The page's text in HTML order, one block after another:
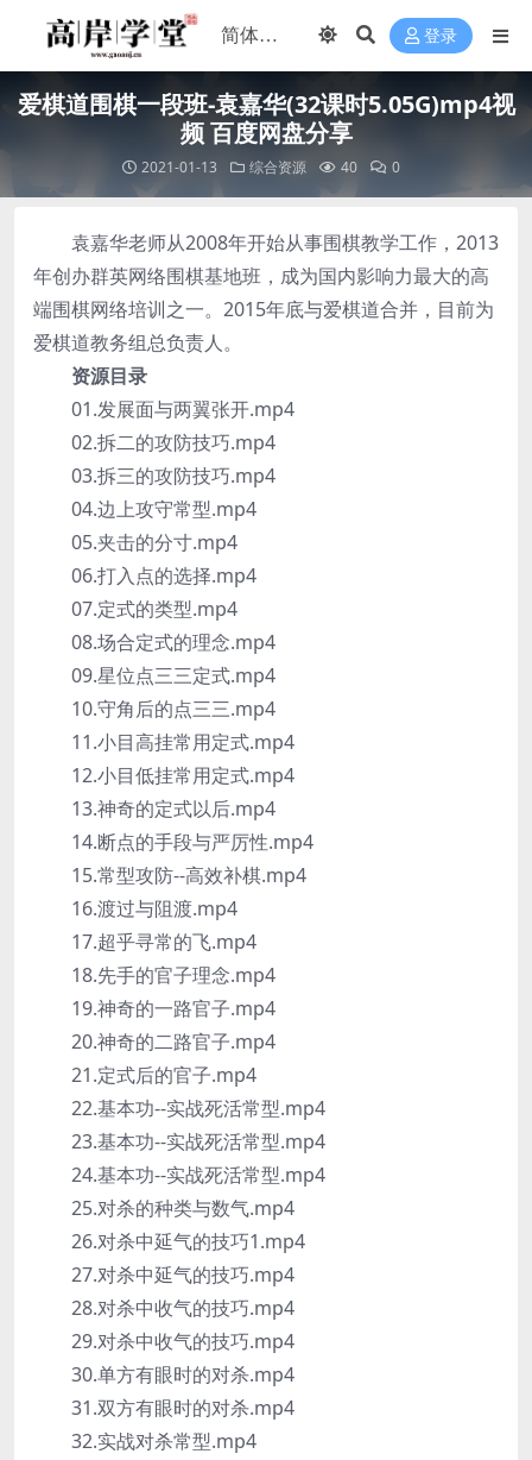
登录
爱棋道围棋一段班-袁嘉华(32课时5.05G)mp4视
频 百度网盘分享
2021-01-13 综合资源 40 0
袁嘉华老师从2008年开始从事围棋教学工作，2013
年创办群英网络围棋基地班，成为国内影响力最大的高
端围棋网络培训之一。2015年底与爱棋道合并，目前为
爱棋道教务组总负责人。
资源目录
01.发展面与两翼张开.mp4
02.拆二的攻防技巧.mp4
03.拆三的攻防技巧.mp4
04.边上攻守常型.mp4
05.夹击的分寸.mp4
06.打入点的选择.mp4
07.定式的类型.mp4
08.场合定式的理念.mp4
09.星位点三三定式.mp4
10.守角后的点三三.mp4
11.小目高挂常用定式.mp4
12.小目低挂常用定式.mp4
13.神奇的定式以后.mp4
14.断点的手段与严厉性.mp4
15.常型攻防--高效补棋.mp4
16.渡过与阻渡.mp4
17.超乎寻常的飞.mp4
18.先手的官子理念.mp4
19.神奇的一路官子.mp4
20.神奇的二路官子.mp4
21.定式后的官子.mp4
22.基本功--实战死活常型.mp4
23.基本功--实战死活常型.mp4
24.基本功--实战死活常型.mp4
25.对杀的种类与数气.mp4
26.对杀中延气的技巧1.mp4
27.对杀中延气的技巧.mp4
28.对杀中收气的技巧.mp4
29.对杀中收气的技巧.mp4
30.单方有眼时的对杀.mp4
31.双方有眼时的对杀.mp4
32.实战对杀常型.mp4